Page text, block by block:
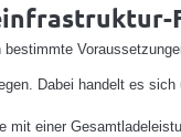
Dabei handelt es
einer